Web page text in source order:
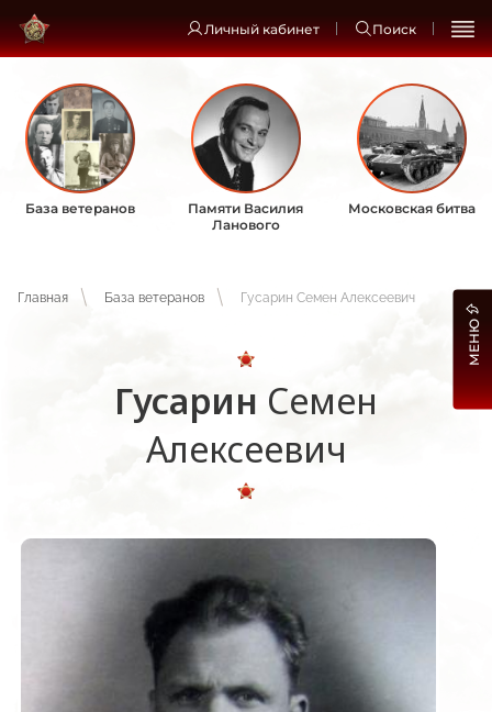
Личный кабинет Поиск
База ветеранов
Памяти Василия
Ланового
Московская битва
Главная База ветеранов Гусарин Семен Алексеевич
Гусарин Семен
Алексеевич
МЕНЮ